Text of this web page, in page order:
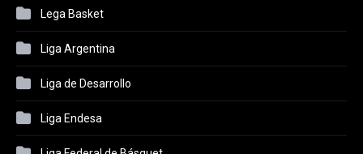
Lega Basket
Liga Argentina
Liga de Desarrollo
Liga Endesa